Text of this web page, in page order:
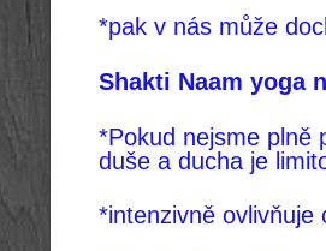
*pak v nás může
Shakti Naam yoga
*Pokud nejsme plně
duše a ducha je
*intenzivně ovlivňuje